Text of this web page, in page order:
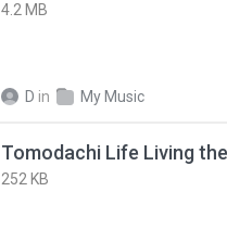
4.2 MB
D in My Music
252 KB